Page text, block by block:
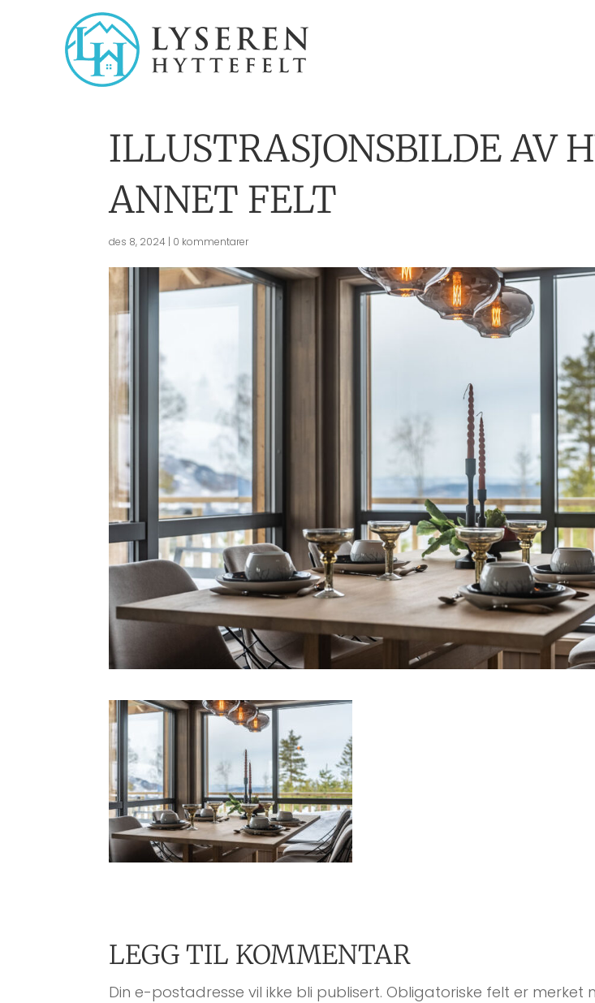
ILLUSTRASJONSBILDE AV
ANNET FELT
des 8, 2024 | 0 kommentarer
LEGG TIL KOMMENTAR
Din e-postadresse vil ikke bli publisert. Obligatoriske felt er merket